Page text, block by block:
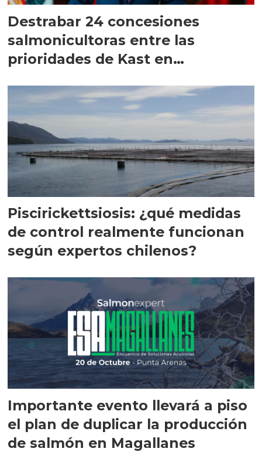
Destrabar 24 concesiones
salmonicultoras entre las
prioridades de Kast en
Piscirickettsiosis: ¿qué medidas
de control realmente funcionan
según expertos chilenos?
Importante evento llevará a piso
el plan de duplicar la producción
de salmón en Magallanes